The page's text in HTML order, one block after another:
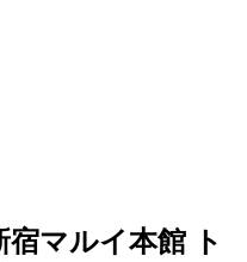
マルイ本館 ト